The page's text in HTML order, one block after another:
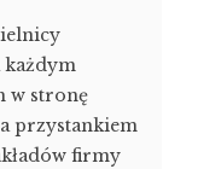
każdym
w stronę
przystankiem
firmy